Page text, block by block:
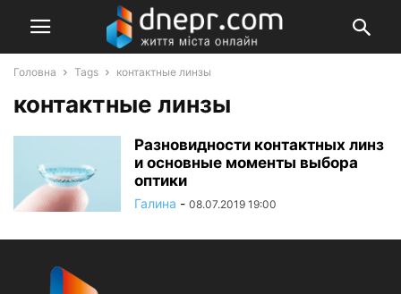
Головна Tags контактные линзы
контактные линзы
Разновидности контактных линз
и основные моменты выбора
оптики
Галина - 08.07.2019 19:00